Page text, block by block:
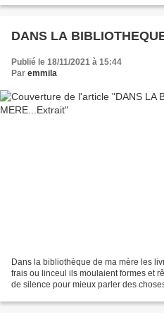
DANS LA
Publié le 18/11/2021 à 15:44
Par emmila
Dans la bibliothèque de ma mère les
frais ou linceul ils moulaient formes et
de silence pour mieux parler des